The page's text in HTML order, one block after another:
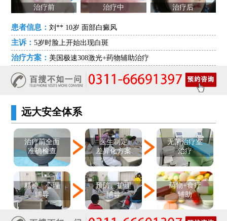
治疗前 治疗中 治疗后
患者信息：刘** 10岁 面部白癜风
主诉：5岁时脸上开始出现白斑
治疗方案： 美国极速308激光+药物辅助治疗
远大安全体系
治疗前全面
准确检查
医生制定
差异化方案
无菌治疗室
治疗
精神、心理
辅导
预防、护理
辅导
药物+食疗
辅助